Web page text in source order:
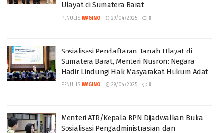
Ulayat di Sumatera Barat
PENULIS WAGINO 29/04/2025 0
Sosialisasi Pendaftaran Tanah Ulayat di
Sumatera Barat, Menteri Nusron: Negara
Hadir Lindungi Hak Masyarakat Hukum Adat
PENULIS WAGINO 29/04/2025 0
Menteri ATR/Kepala BPN Dijadwalkan Buka
Sosialisasi Pengadministrasian dan